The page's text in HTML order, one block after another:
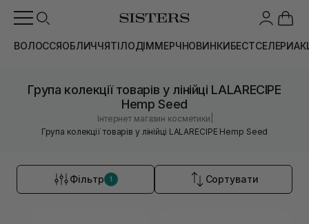
ВОЛОССЯОБЛИЧЧЯТІЛОДІММЕРЧНОВИНКИБЕСТСЕЛЕРИ
Група колекції товарів у лінійці LALARECIPE
Hemp Seed
Інтернет магазин косметики
Група колекції товарів у лінійці LALARECIPE Hemp Seed
Фільтр 1 Сортувати